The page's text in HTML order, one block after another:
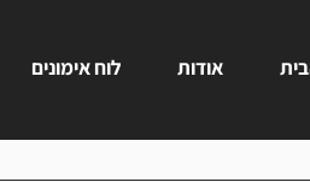
אודות לוח אימונים